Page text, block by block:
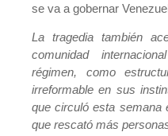
se va a gobernar
La tragedia también
comunidad
régimen, como
irreformable en sus
que circuló esta
que rescató más